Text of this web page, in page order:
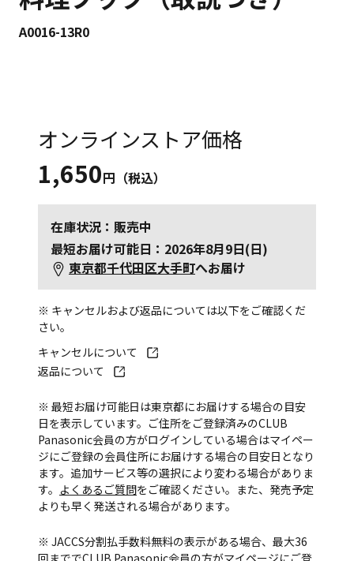
A0016-13R0
オンラインストア価格
1,650円（税込）
在庫状況：販売中
最短お届け可能日：2026年8月9日(日)
東京都千代田区大手町へお届け
※ キャンセルおよび返品については以下をご確認くだ
さい。
キャンセルについて
返品について
※ 最短お届け可能日は東京都にお届けする場合の目安
日を表示しています。ご住所をご登録済みのCLUB
Panasonic会員の方がログインしている場合はマイペー
ジにご登録の会員住所にお届けする場合の目安日となり
ます。追加サービス等の選択により変わる場合がありま
す。 よくあるご質問をご確認ください。また、発売予定
よりも早く発送される場合があります。
※ JACCS分割払手数料無料の表示がある場合、最大36
回まででCLUB Panasonic会員の方がマイページにご登